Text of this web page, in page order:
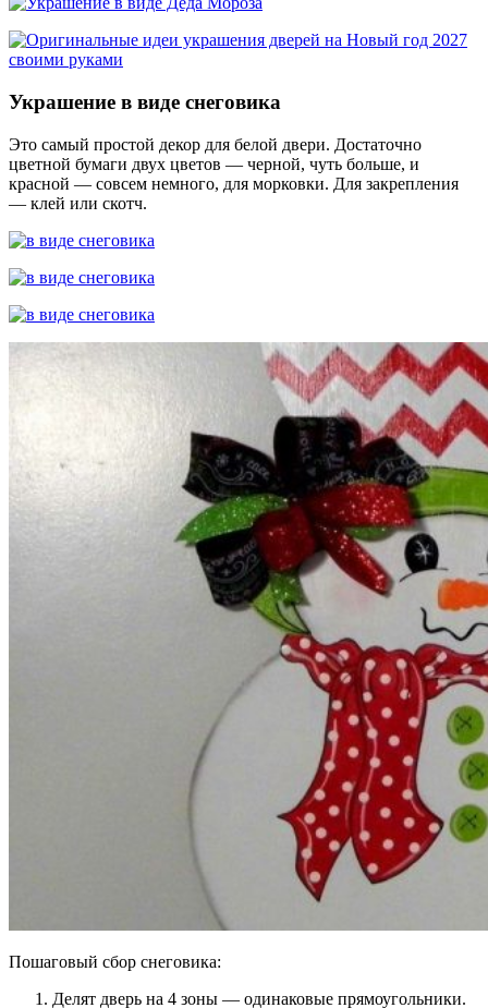
Украшение в виде снеговика
Это самый простой декор для белой двери. Достаточно
цветной бумаги двух цветов — черной, чуть больше, и
красной — совсем немного, для морковки. Для закрепления
— клей или скотч.
Пошаговый сбор снеговика:
Делят дверь на 4 зоны — одинаковые прямоугольники.